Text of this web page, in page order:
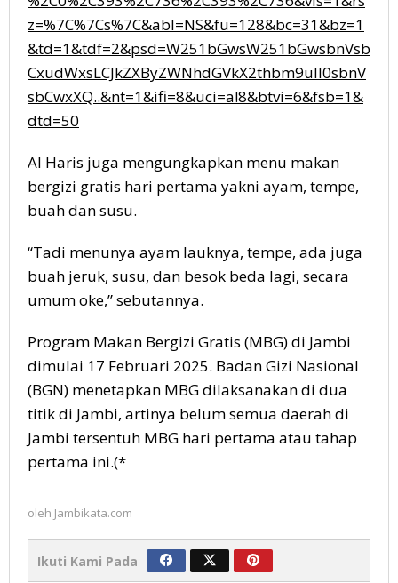
z=%7C%7Cs%7C&abl=NS&fu=128&bc=31&bz=1
&td=1&tdf=2&psd=W251bGwsW251bGwsbnVsb
CxudWxsLCJkZXByZWNhdGVkX2thbm9uIl0sbnV
sbCwxXQ..&nt=1&ifi=8&uci=a!8&btvi=6&fsb=1&
dtd=50
Al Haris juga mengungkapkan menu makan
bergizi gratis hari pertama yakni ayam, tempe,
buah dan susu.
“Tadi menunya ayam lauknya, tempe, ada juga
buah jeruk, susu, dan besok beda lagi, secara
umum oke,” sebutannya.
Program Makan Bergizi Gratis (MBG) di Jambi
dimulai 17 Februari 2025. Badan Gizi Nasional
(BGN) menetapkan MBG dilaksanakan di dua
titik di Jambi, artinya belum semua daerah di
Jambi tersentuh MBG hari pertama atau tahap
pertama ini.(*
oleh Jambikata.com
Ikuti Kami Pada